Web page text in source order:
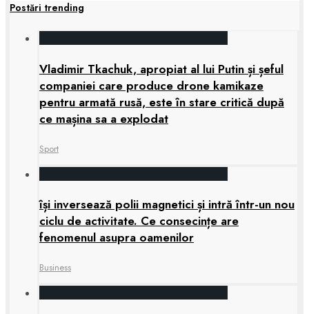
Postări trending
Vladimir Tkachuk, apropiat al lui Putin și șeful
companiei care produce drone kamikaze
pentru armată rusă, este în stare critică după
ce mașina sa a explodat
Sport
își inversează polii magnetici și intră într-un nou
ciclu de activitate. Ce consecințe are
fenomenul asupra oamenilor
Business